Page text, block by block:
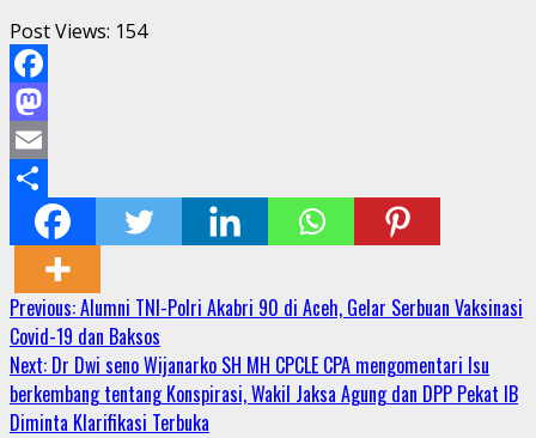
Post Views: 154
Facebook
Mastodon
Email
Share
Continue
Reading
Previous:Alumni TNI-Polri Akabri 90 di Aceh, Gelar Serbuan Vaksinasi
Covid-19 dan Baksos
Next: Dr Dwi seno Wijanarko SH MH CPCLE CPA mengomentari Isu
berkembang tentang Konspirasi, Wakil Jaksa Agung dan DPP Pekat IB
Diminta Klarifikasi Terbuka